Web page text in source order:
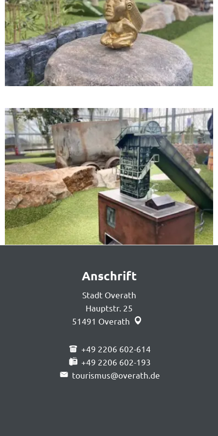
Anschrift
Stadt Overath
Hauptstr. 25
51491 Overath
+49 2206 602-614
+49 2206 602-193
tourismus@overath.de